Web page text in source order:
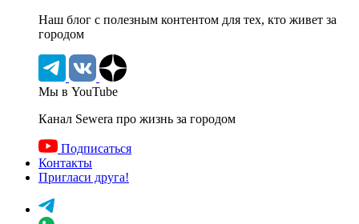
Наш блог c полезным контентом для тех, кто живет за
городом
Мы в YouTube
Канал Sewera про жизнь за городом
Подписаться
Контакты
Пригласи друга!